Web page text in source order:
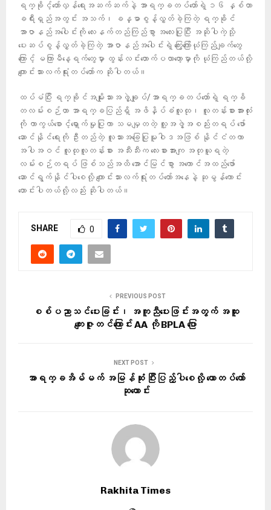
ရက္ခိုင့်တော်လှန်ရေးအဆက်ဆက်နဲ့ အာရက္ခတပ်တော်ရဲ့ ၁၆ နှစ်တာ
ခရီးရှည်အတွင်း အသက်၊ ခန္ဓာစွန့်လွှတ်ခဲ့ကြတဲ့ ရက္ခိုင်
အာဇာနည်အပေါင်းကို လေးနက်တည်ကြည်စွာ အလေးပြုပြီး အဆိုပါကဲ့သို့
ပေးဆပ်စွန့်လွှတ်ခဲ့ကြတဲ့ အာဇာနည်အပေါင်းရဲ့ ကြွေးကြော်ယုံကြည်ချက်တွေ
ကြောင့် မကြာမီနေ့ရက်တွေမှာ ထွန်းလင်းတောက်ပလာတော့မှာကို ယုံကြည်တယ်လို့
ကျောင်းသားလက်ရုံးတပ်တော်က ဆိုပါတယ်။
ထပ်မံပြီး ရက္ခိုင်အမျိုးသားအဖွဲ့ချုပ်/အာရက္ခတပ်တော်ရဲ့ ရက္ခိ
တလမ်းစဉ်ဟာ အာရက္ခပြည်ရှိ အဖိနှိပ်ခံလူထု၊ လူတန်းစားအားလုံး
ကို ကာကွယ်စောင့်ရှောက်မှုပြုကာ သမမျှတတဲ့ လူ့အဖွဲ့အစည်းတရပ် ဖော်
ဆောင်နိုင်ရေးကို ဦးတည်တဲ့ လူသားအခြေပြုမူဝါဒအဖြစ် နိုင်ငံတကာ
အပါအဝင် လူထုလူတန်းစား အသီးသီးက လေးစားအားကျ အတုယူရတဲ့
လမ်းစဉ်တရပ် ဖြစ်သည်အထိ အောင်မြင်စွာ အကောင်အထည်ဖော်
ဆောင်ရွက်နိုင်ပါစေလို့ ကျောင်းသားလက်ရုံးတပ်တော်အနေနဲ့ ဆုမွန်ကောင်း
တောင်းပါတယ်လို့လည်း ဆိုပါတယ်။
SHARE 0
PREVIOUS POST
စစ်ပညာသင်ပေးခြင်း၊ အကူညီပေးဖြင်းအတွက် အထူး
ကျေးဇူးတင်ကြောင်း AA ကို BPLA ပြော
NEXT POST
အာရက္ခအိမ်မက် အမြန်ဆုံး ပြီးပြည့်ပါစေလို့ ယောတပ်တော်
ဆုတောင်း
Rakhita Times